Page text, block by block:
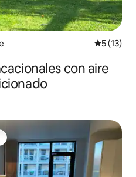
5 (13)
con aire